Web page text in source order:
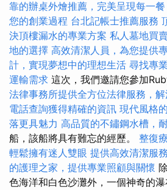
靠的辦桌外燴推薦，完美呈現每一餐
您的創業過程 台北記帳士推薦服務
決頂樓漏水的專業方案 私人墓地買
地的選擇 高效清潔人員，為您提供
計，實現夢想中的理想生活 尋找專
運輸需求 這次，我們邀請您參加
法律事務所提供全方位法律服務，
電話查詢獲得精確的資訊 現代風格
落更具魅力 高品質的不鏽鋼水槽，
船，該船將具有難忘的經歷。 整復
輕鬆擁有迷人雙眼 提供高效清潔服
的護理之家，提供專業照顧與關懷
色海洋和白色沙灘外，一個神奇的